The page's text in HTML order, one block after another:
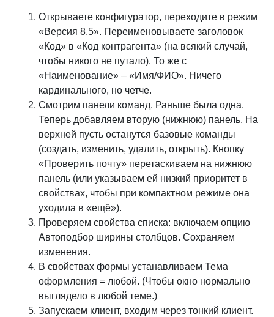
Открываете конфигуратор, переходите в режим
«Версия 8.5». Переименовываете заголовок
«Код» в «Код контрагента» (на всякий случай,
чтобы никого не путало). То же с
«Наименование» – «Имя/ФИО». Ничего
кардинального, но четче.
Смотрим панели команд. Раньше была одна.
Теперь добавляем вторую (нижнюю) панель. На
верхней пусть останутся базовые команды
(создать, изменить, удалить, открыть). Кнопку
«Проверить почту» перетаскиваем на нижнюю
панель (или указываем ей низкий приоритет в
свойствах, чтобы при компактном режиме она
уходила в «ещё»).
Проверяем свойства списка: включаем опцию
Автоподбор ширины столбцов. Сохраняем
изменения.
В свойствах формы устанавливаем Тема
оформления = любой. (Чтобы окно нормально
выглядело в любой теме.)
Запускаем клиент, входим через тонкий клиент.